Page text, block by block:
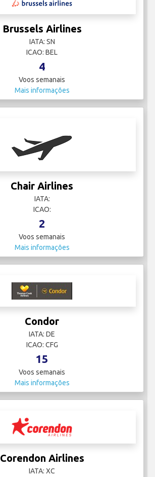
Brussels Airlines
IATA: SN
ICAO: BEL
4
Voos semanais
Mais informações
Chair Airlines
IATA:
ICAO:
2
Voos semanais
Mais informações
Condor
IATA: DE
ICAO: CFG
15
Voos semanais
Mais informações
Corendon Airlines
IATA: XC